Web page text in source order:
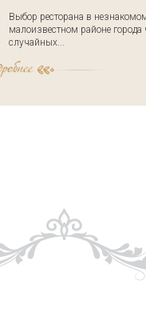
Выбор ресторана в
малоизвестном районе города
случайных...